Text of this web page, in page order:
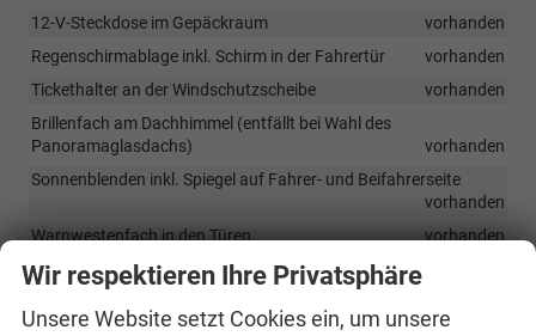
12-V-Steckdose im Gepäckraum
vorhanden
Regenschirmablage inkl. Schirm in der Fahrertür
vorhanden
Tickethalter an der Windschutzscheibe
vorhanden
Brillenfach am Dachhimmel (entfällt bei Wahl des
Panoramaglasdachs)
vorhanden
Sonnenblenden inkl. Spiegel auf Fahrer- und Beifahrerseite
vorhanden
Warnwestenfach in den Türen
vorhanden
Mittelarmlehne vorn inkl. Ablagefach
vorhanden
Wir respektieren Ihre Privatsphäre
Unsere Website setzt Cookies ein, um unsere